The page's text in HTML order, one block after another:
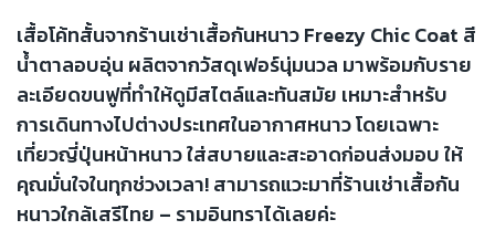
เสื้อโค้ทสั้นจากร้านเช่าเสื้อกันหนาว Freezy Chic Coat สี
น้ำตาลอบอุ่น ผลิตจากวัสดุเฟอร์นุ่มนวล มาพร้อมกับราย
ละเอียดขนฟูที่ทำให้ดูมีสไตล์และทันสมัย เหมาะสำหรับ
การเดินทางไปต่างประเทศในอากาศหนาว โดยเฉพาะ
เที่ยวญี่ปุ่นหน้าหนาว ใส่สบายและสะอาดก่อนส่งมอบ ให้
คุณมั่นใจในทุกช่วงเวลา! สามารถแวะมาที่ร้านเช่าเสื้อกัน
หนาวใกล้เสรีไทย – รามอินทราได้เลยค่ะ